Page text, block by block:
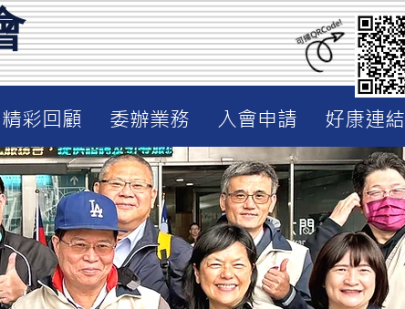
精彩回顧 委辦業務 入會申請 好康連結